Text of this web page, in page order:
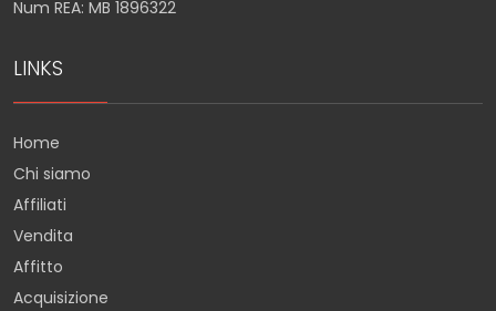
Num REA: MB 1896322
LINKS
Home
Chi siamo
Affiliati
Vendita
Affitto
Acquisizione